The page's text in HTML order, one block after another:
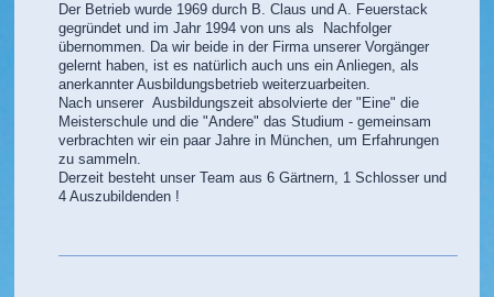
Der Betrieb wurde 1969 durch B. Claus und A. Feuerstack
gegründet und im Jahr 1994 von uns als Nachfolger
übernommen. Da wir beide in der Firma unserer Vorgänger
gelernt haben, ist es natürlich auch uns ein Anliegen, als
anerkannter Ausbildungsbetrieb weiterzuarbeiten.
Nach unserer Ausbildungszeit absolvierte der "Eine" die
Meisterschule und die "Andere" das Studium - gemeinsam
verbrachten wir ein paar Jahre in München, um Erfahrungen
zu sammeln.
Derzeit besteht unser Team aus 6 Gärtnern, 1 Schlosser und
4 Auszubildenden !